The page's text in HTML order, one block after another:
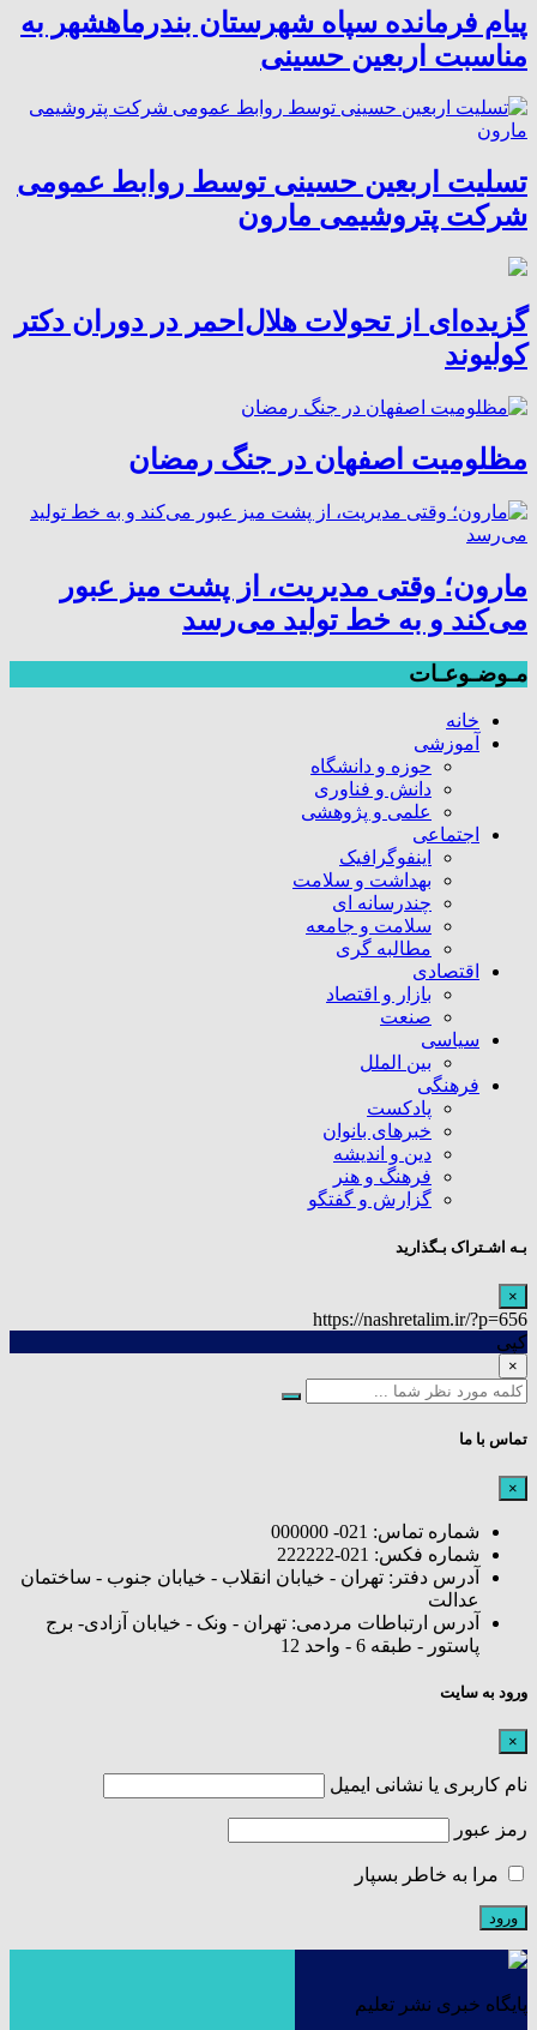
پیام فرمانده سپاه شهرستان بندرماهشهر به
مناسبت اربعین حسینی
تسلیت اربعین حسینی توسط روابط عمومی
شرکت پتروشیمی مارون
گزیده‌ای از تحولات هلال‌احمر در دوران دکتر
کولیوند
مظلومیت اصفهان در جنگ رمضان
مارون؛ وقتی مدیریت، از پشت میز عبور
می‌کند و به خط تولید می‌رسد
مـوضـوعـات
خانه
آموزشی
حوزه و دانشگاه
دانش و فناوری
علمی و پژوهشی
اجتماعی
اینفوگرافیک
بهداشت و سلامت
چندرسانه ای
سلامت و جامعه
مطالبه گری
اقتصادی
بازار و اقتصاد
صنعت
سیاسی
بین الملل
فرهنگی
پادکست
خبرهای بانوان
دین و اندیشه
فرهنگ و هنر
گزارش و گفتگو
بـه اشـتراک بـگذارید
×
https://nashretalim.ir/?p=656
کپی
×
تماس با ما
×
شماره تماس: 021- 000000
شماره فکس: 021-222222
آدرس دفتر: تهران - خیابان انقلاب - خیابان جنوب - ساختمان
عدالت
آدرس ارتباطات مردمی: تهران - ونک - خیابان آزادی- برج
پاستور - طبقه 6 - واحد 12
ورود به سایت
×
نام کاربری یا نشانی ایمیل
رمز عبور
مرا به خاطر بسپار
پایگاه خبری نشر تعلیم